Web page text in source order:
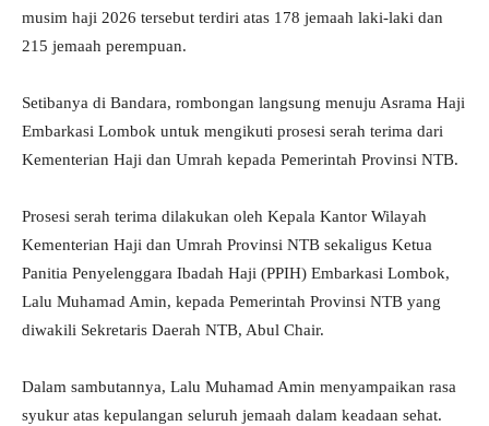
musim haji 2026 tersebut terdiri atas 178 jemaah laki-laki dan
215 jemaah perempuan.
Setibanya di Bandara, rombongan langsung menuju Asrama Haji
Embarkasi Lombok untuk mengikuti prosesi serah terima dari
Kementerian Haji dan Umrah kepada Pemerintah Provinsi NTB.
Prosesi serah terima dilakukan oleh Kepala Kantor Wilayah
Kementerian Haji dan Umrah Provinsi NTB sekaligus Ketua
Panitia Penyelenggara Ibadah Haji (PPIH) Embarkasi Lombok,
Lalu Muhamad Amin, kepada Pemerintah Provinsi NTB yang
diwakili Sekretaris Daerah NTB, Abul Chair.
Dalam sambutannya, Lalu Muhamad Amin menyampaikan rasa
syukur atas kepulangan seluruh jemaah dalam keadaan sehat.